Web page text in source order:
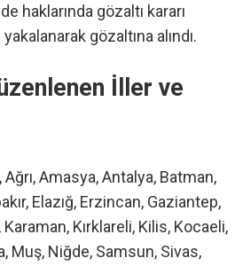
haklarında gözaltı kararı
yakalanarak gözaltına alındı.
İller ve
Amasya, Antalya, Batman,
Elazığ, Erzincan, Gaziantep,
Kırklareli, Kilis, Kocaeli,
Muş, Niğde, Samsun, Sivas,